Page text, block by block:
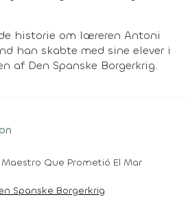
historie om læreren Antoni
han skabte med sine elever i
af Den Spanske Borgerkrig.
Maestro Que Prometió El Mar
Spanske Borgerkrig